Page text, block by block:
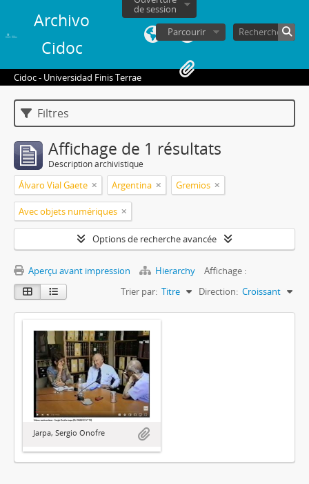
Archivo
Cidoc
de session
Parcourir
Cidoc - Universidad Finis Terrae
Filtres
Affichage de 1 résultats
Description archivistique
Álvaro Vial Gaete Argentina Gremios
Avec objets numériques
Options de recherche avancée
Aperçu avant impression Hierarchy
Affichage :
Trier par: Titre Direction: Croissant
Jarpa, Sergio Onofre